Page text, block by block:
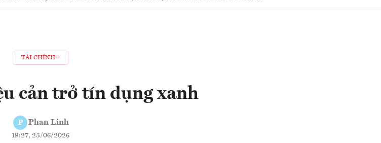
TÀI CHÍNH
cản trở tín dụng xanh
P Phan Linh
19:27, 23/06/2026